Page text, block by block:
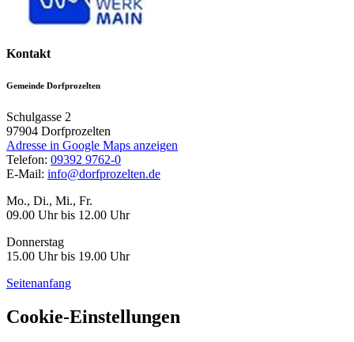
Kontakt
Gemeinde Dorfprozelten
Schulgasse 2
97904 Dorfprozelten
Adresse in Google Maps anzeigen
Telefon: 09392 9762-0
E-Mail: info@dorfprozelten.de
Mo., Di., Mi., Fr.
09.00 Uhr bis 12.00 Uhr
Donnerstag
15.00 Uhr bis 19.00 Uhr
Seitenanfang
Cookie-Einstellungen